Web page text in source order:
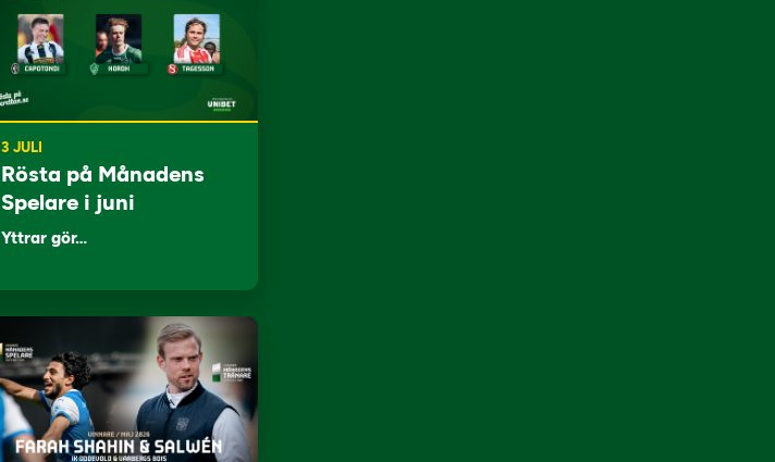
3 JULI
Rösta på Månadens
Spelare i juni
Yttrar gör…